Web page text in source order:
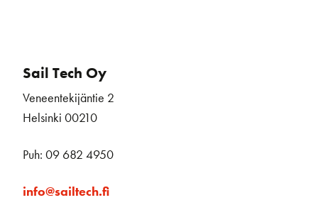
Sail Tech Oy
Veneentekijäntie 2
Helsinki 00210
Puh: 09 682 4950
info@sailtech.fi